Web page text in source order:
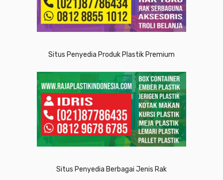
Situs Penyedia Produk Plastik Premium
Situs Penyedia Berbagai Jenis Rak